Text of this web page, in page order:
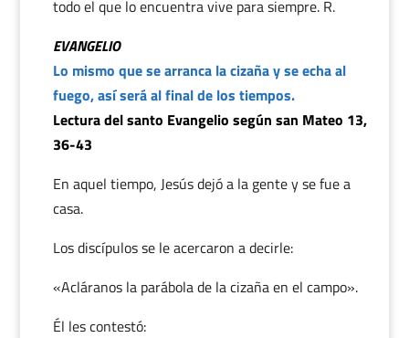
todo el que lo encuentra vive para siempre. R.
EVANGELIO
Lo mismo que se arranca la cizaña y se echa al
fuego, así será al final de los tiempos.
Lectura del santo Evangelio según san Mateo 13,
36-43
En aquel tiempo, Jesús dejó a la gente y se fue a
casa.
Los discípulos se le acercaron a decirle:
«Acláranos la parábola de la cizaña en el campo».
Él les contestó: